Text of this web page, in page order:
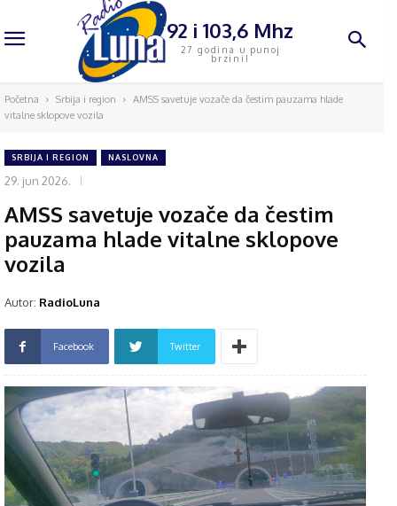
92 i 103,6 Mhz
27 godina u punoj
brzini!
Početna Srbija i region
AMSS savetuje vozače da čestim pauzama hlade
vitalne sklopove vozila
SRBIJA I REGION NASLOVNA
29. jun 2026.
AMSS savetuje vozače da čestim
pauzama hlade vitalne sklopove
vozila
Autor: RadioLuna
Facebook Twitter